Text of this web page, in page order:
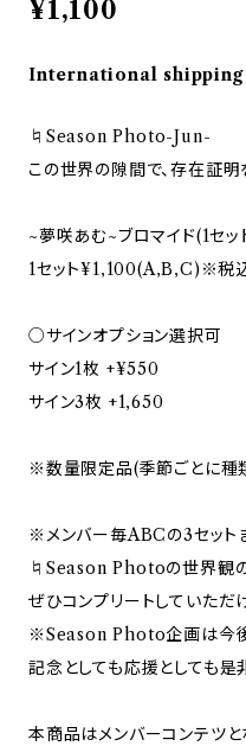
¥1,100
International
♮Season Photo-Jun-
この世界の隙間で、存在証明
~夢咲あむ~ブロマイド(1セッ
1セット¥1,100(A,B,C)※税
○サインオプション選択可
サイン1枚 +¥550
サイン3枚 +1,650
※数量限定品(季節ごとに種
※メンバー毎ABCの3セット
♮Season Photoの世界観の
ぜひコンプリートしていただ
※Season Photo企画は今後
記念としても応援としても是
本商品はメンバーコンテツと